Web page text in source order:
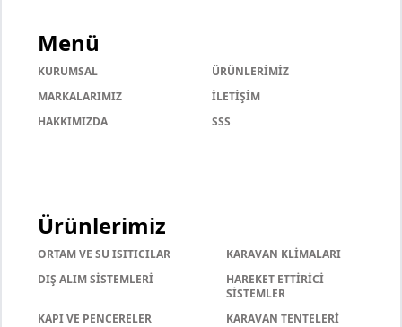
Menü
KURUMSAL
ÜRÜNLERİMİZ
MARKALARIMIZ
İLETİŞİM
HAKKIMIZDA
SSS
Ürünlerimiz
ORTAM VE SU ISITICILAR
KARAVAN KLİMALARI
DIŞ ALIM SİSTEMLERİ
HAREKET ETTİRİCİ
SİSTEMLER
KAPI VE PENCERELER
KARAVAN TENTELERİ